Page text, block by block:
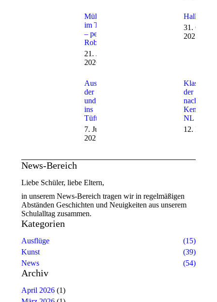
Mülltrennung
im Tüftellab
– per
Roboter!
21. Januar
2026
31.
2025
Ausflug
der 5er
und 6er
ins
Tüftellab
7. Juli
2025
der 5er
nach
NL
12. Mai
News-Bereich
Liebe Schüler, liebe Eltern,
in unserem News-Bereich tragen wir in regelmäßigen
Abständen Geschichten und Neuigkeiten aus unserem
Schulalltag zusammen.
Kategorien
Ausflüge
(15)
Kunst
(39)
News
(54)
Archiv
April 2026 (1)